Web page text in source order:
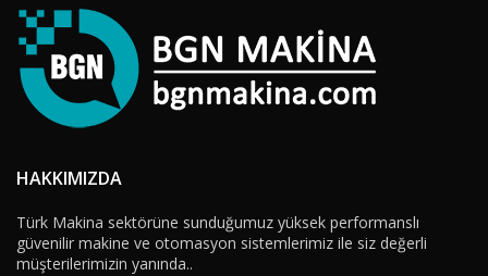
HAKKIMIZDA
Türk Makina sektörüne sunduğumuz yüksek performanslı
güvenilir makine ve otomasyon sistemlerimiz ile siz değerli
müşterilerimizin yanında..